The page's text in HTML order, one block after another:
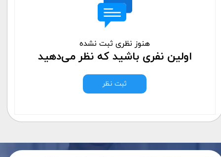
هنوز نظری ثبت نشده
اولین نفری باشید که نظر می‌دهید
ثبت نظر